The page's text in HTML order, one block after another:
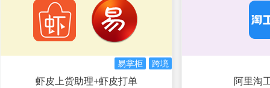
易掌柜 跨境
虾皮上货助理+虾皮打单 阿里淘